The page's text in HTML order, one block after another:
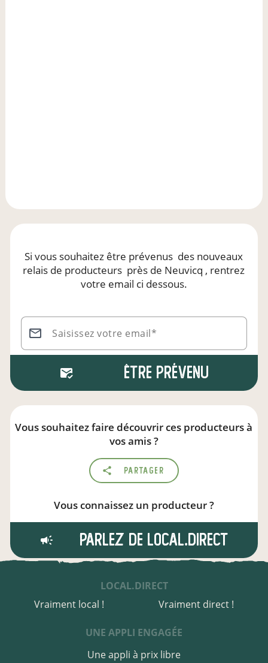
Si vous souhaitez être prévenus des nouveaux
relais de producteurs près de Neuvicq , rentrez
votre email ci dessous.
Saisissez votre email*
Être prévenu
Vous souhaitez faire découvrir ces producteurs à
vos amis ?
Partager
Vous connaissez un producteur ?
Parlez de local.direct
LOCAL.DIRECT
Vraiment local !
Vraiment direct !
UNE APPLI ENGAGÉE
Une appli à prix libre